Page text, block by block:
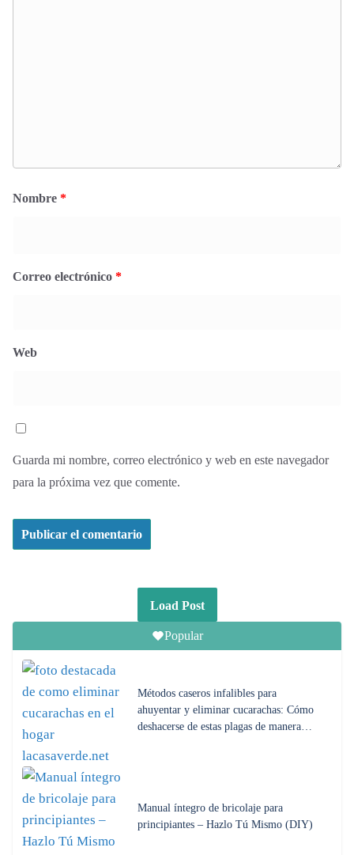
Nombre *
Correo electrónico *
Web
Guarda mi nombre, correo electrónico y web en este navegador
para la próxima vez que comente.
Load Post
Popular
Métodos caseros infalibles para
ahuyentar y eliminar cucarachas: Cómo
deshacerse de estas plagas de manera…
Manual íntegro de bricolaje para
principiantes – Hazlo Tú Mismo (DIY)